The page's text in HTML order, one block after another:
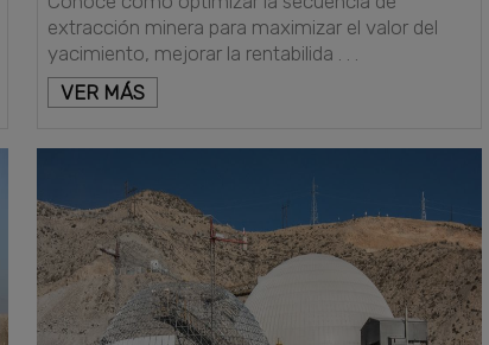
extracción minera para maximizar el valor del
yacimiento, mejorar la rentabilida . . .
VER MÁS